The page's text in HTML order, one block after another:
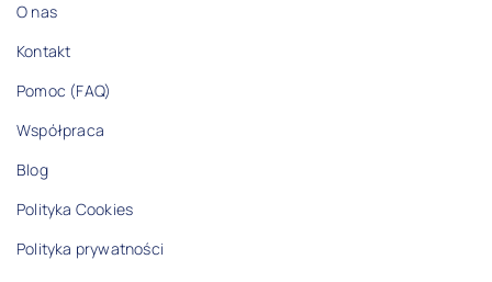
O nas
Kontakt
Pomoc (FAQ)
Współpraca
Blog
Polityka Cookies
Polityka prywatności